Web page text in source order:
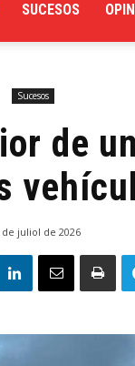
SUCESOS
Sucesos
de
de juliol de 2026